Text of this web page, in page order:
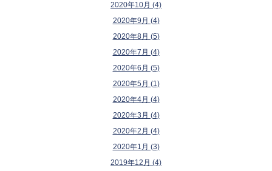
2020年10月 (4)
2020年9月 (4)
2020年8月 (5)
2020年7月 (4)
2020年6月 (5)
2020年5月 (1)
2020年4月 (4)
2020年3月 (4)
2020年2月 (4)
2020年1月 (3)
2019年12月 (4)